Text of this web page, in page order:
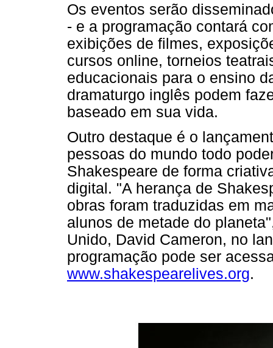
Os eventos serão
- e a programação contará
exibições de filmes,
cursos online, torneios
educacionais para o ensino
dramaturgo inglês podem
baseado em sua vida.
Outro destaque é o
pessoas do mundo todo
Shakespeare de forma
digital. "A herança de
obras foram traduzidas em
alunos de metade do
Unido, David Cameron, no
programação pode ser
www.shakespearelives.org.